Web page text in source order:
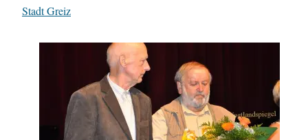
In Bezug auf
Stadt Greiz